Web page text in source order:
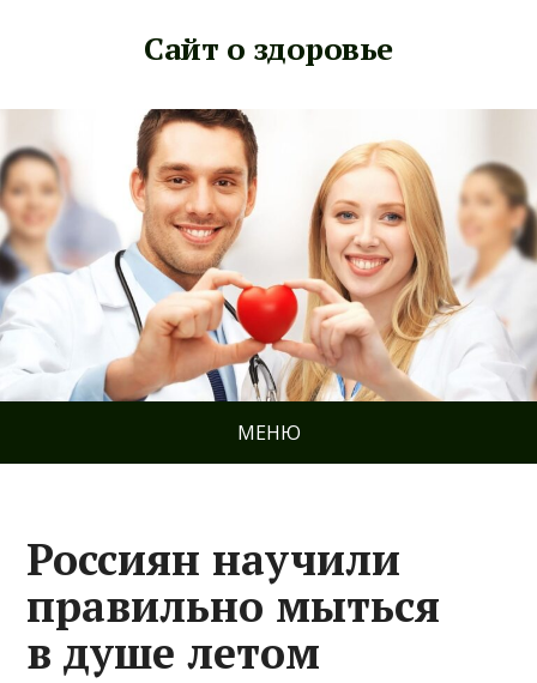
Сайт о здоровье
МЕНЮ
Россиян научили
правильно мыться
в душе летом